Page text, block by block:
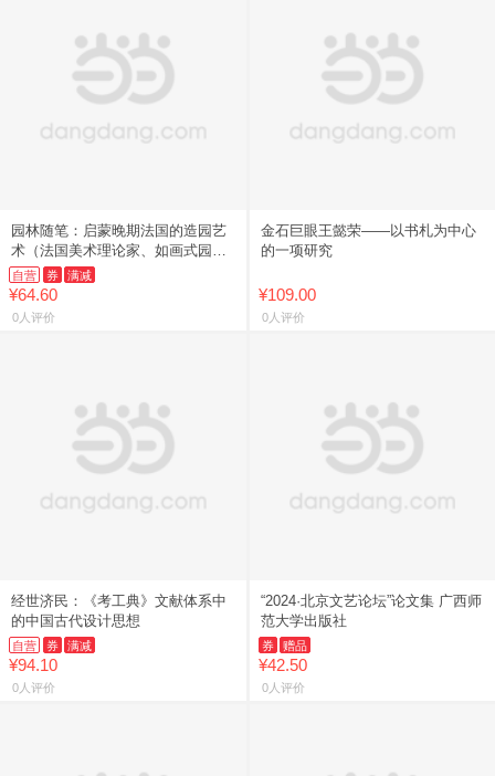
园林随笔：启蒙晚期法国的造园艺
术（法国美术理论家、如画式园林
艺术倡始者克罗德-亨利·瓦特莱著
作；18世纪法国如画式园林艺
自营 券 满减
¥64.60
0人评价
金石巨眼王懿荣——以书札为中心
的一项研究
¥109.00
0人评价
经世济民：《考工典》文献体系中
的中国古代设计思想
自营 券 满减
¥94.10
0人评价
“2024·北京文艺论坛”论文集 广西师
范大学出版社
券 赠品
¥42.50
0人评价